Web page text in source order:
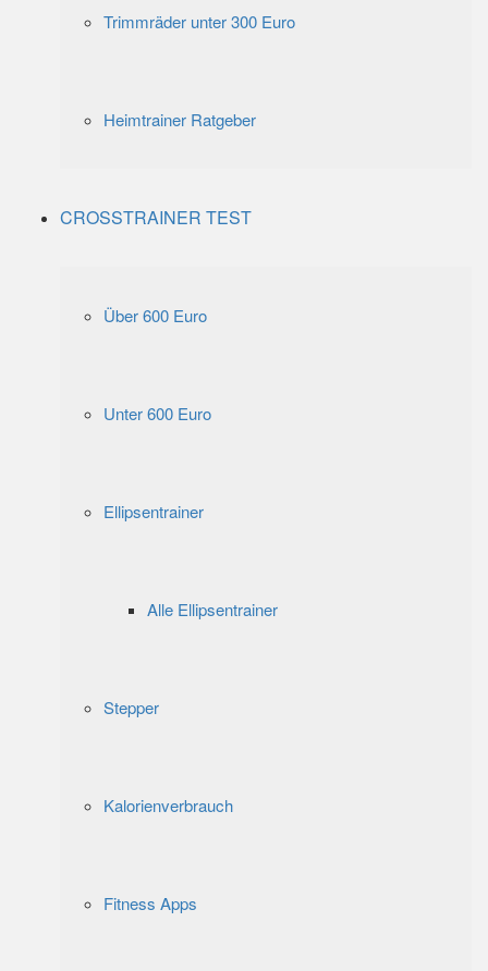
Trimmräder unter 300 Euro
Heimtrainer Ratgeber
CROSSTRAINER TEST
Über 600 Euro
Unter 600 Euro
Ellipsentrainer
Alle Ellipsentrainer
Stepper
Kalorienverbrauch
Fitness Apps